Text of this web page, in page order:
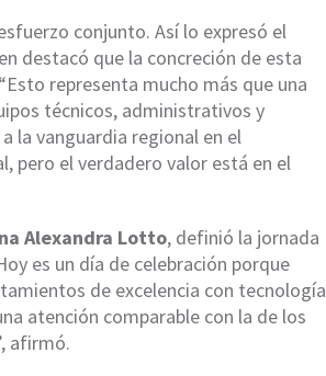
conjunto. Así lo expresó el
destacó que la concreción de esta
representa mucho más que una
técnicos, administrativos y
la vanguardia regional en el
pero el verdadero valor está en el
Alexandra Lotto, definió la jornada
es un día de celebración porque
de excelencia con tecnología
atención comparable con la de los
afirmó.